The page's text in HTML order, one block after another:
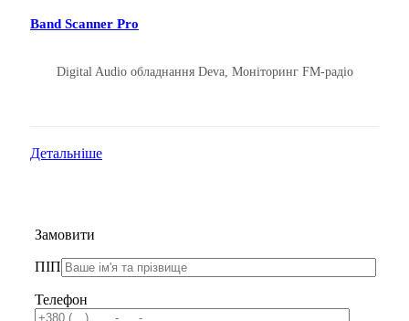
Band Scanner Pro
Digital Audio обладнання Deva, Моніторинг FM-радіо
Детальніше
Замовити
ПІП
Телефон